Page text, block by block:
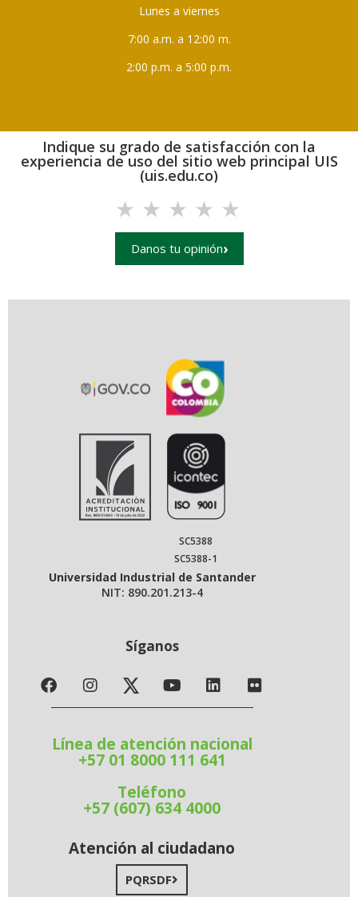
Lunes a viernes
7:00 a.m. a 12:00 m.
2:00 p.m. a 5:00 p.m.
Indique su grado de satisfacción con la
experiencia de uso del sitio web principal UIS
(uis.edu.co)